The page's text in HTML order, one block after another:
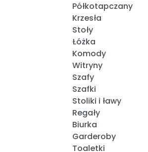
Półkotapczany
Krzesła
Stoły
Łóżka
Komody
Witryny
Szafy
Szafki
Stoliki i ławy
Regały
Biurka
Garderoby
Toaletki